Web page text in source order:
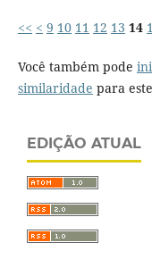
<< < 9 10 11 12 13 14
Você também pode
similaridade para
EDIÇÃO ATUAL